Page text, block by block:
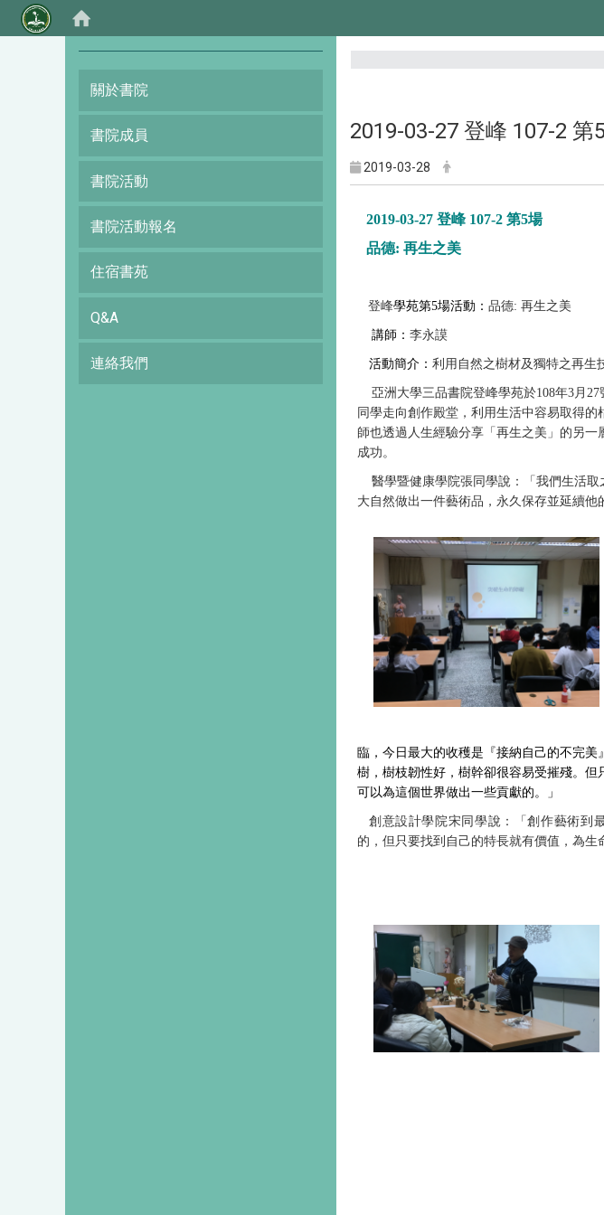
關於書院
書院成員
書院活動
書院活動報名
住宿書苑
Q&A
連絡我們
2019-03-27 登峰 107-2 第
2019-03-28
2019-03-27 登峰 107-2 第5場
品德: 再生之美
登峰學苑第5場活動： 品德: 再生之美
講師： 李永謨
活動簡介： 利用自然之樹材及獨特之再生
亞洲大學三品書院登峰學苑於108年3 月 27
同學走向創作殿堂，利用生活中容易取得
師也透過人生經驗分享「再生之美」的另
成功。
醫學暨健康學院張同學說：「我們生活
大自然做出一件藝術品，永久保存並延續他
臨，今日最大的收穫是『接納自己的不完
樹，樹枝韌性好，樹幹卻很容易受摧殘。
可以為這個世界做出一些貢獻的。」
創意設計學院宋同學說：「創作藝術到
的，但只要找到自己的特長就有價值，為生